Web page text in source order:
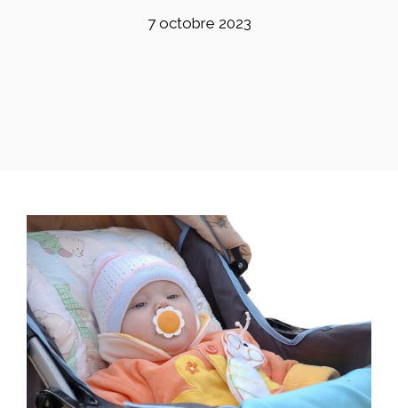
7 octobre 2023